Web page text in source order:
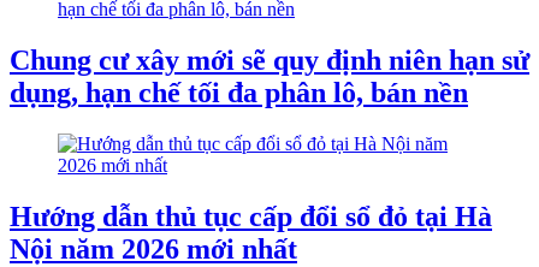
Chung cư xây mới sẽ quy định niên hạn sử
dụng, hạn chế tối đa phân lô, bán nền
Hướng dẫn thủ tục cấp đổi sổ đỏ tại Hà
Nội năm 2026 mới nhất